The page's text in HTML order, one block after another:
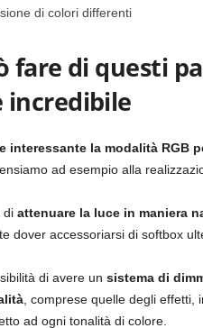
di colori differenti
fare di questi
incredibile
interessante la modalità RGB
ad esempio alla
di attenuare la luce in maniera
dover accessoriarsi di softbox
di avere un sistema di
, comprese quelle degli effetti,
ad ogni tonalità di colore.